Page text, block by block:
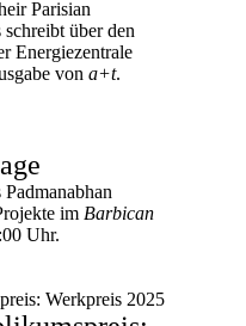
Parisian
über den
Energiezentrale
von a+t.
im Barbican
Uhr.